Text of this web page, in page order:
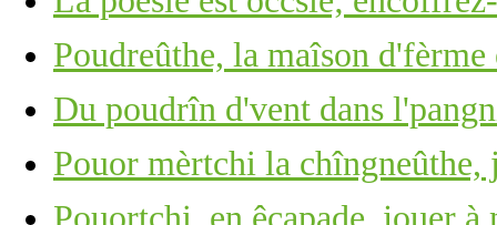
Poudreûthe, la maîson
Du poudrîn d'vent dans
Pouor mèrtchi la chîngneûthe,